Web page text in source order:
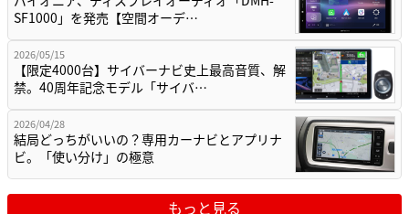
SF1000」を発売【空間オーデ…
2026/05/15
【限定4000台】サイバーナビ史上最高音質、解
禁。40周年記念モデル「サイバ…
2026/04/28
結局どっちがいいの？専用カーナビとアプリナ
ビ。「使い分け」の極意
もっと見る